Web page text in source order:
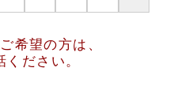
希望の方は、
ださい。